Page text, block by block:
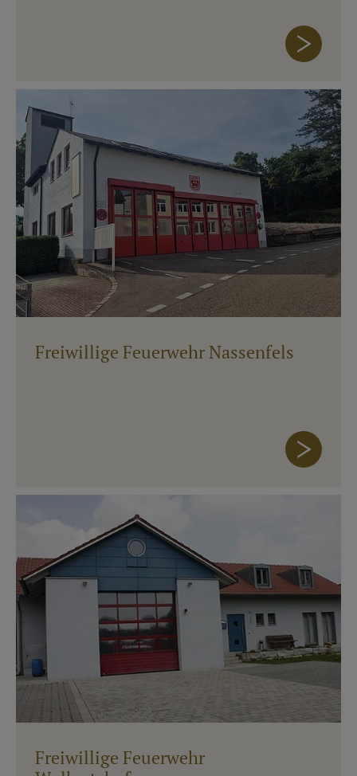
Freiwillige Feuerwehr Nassenfels
Freiwillige Feuerwehr